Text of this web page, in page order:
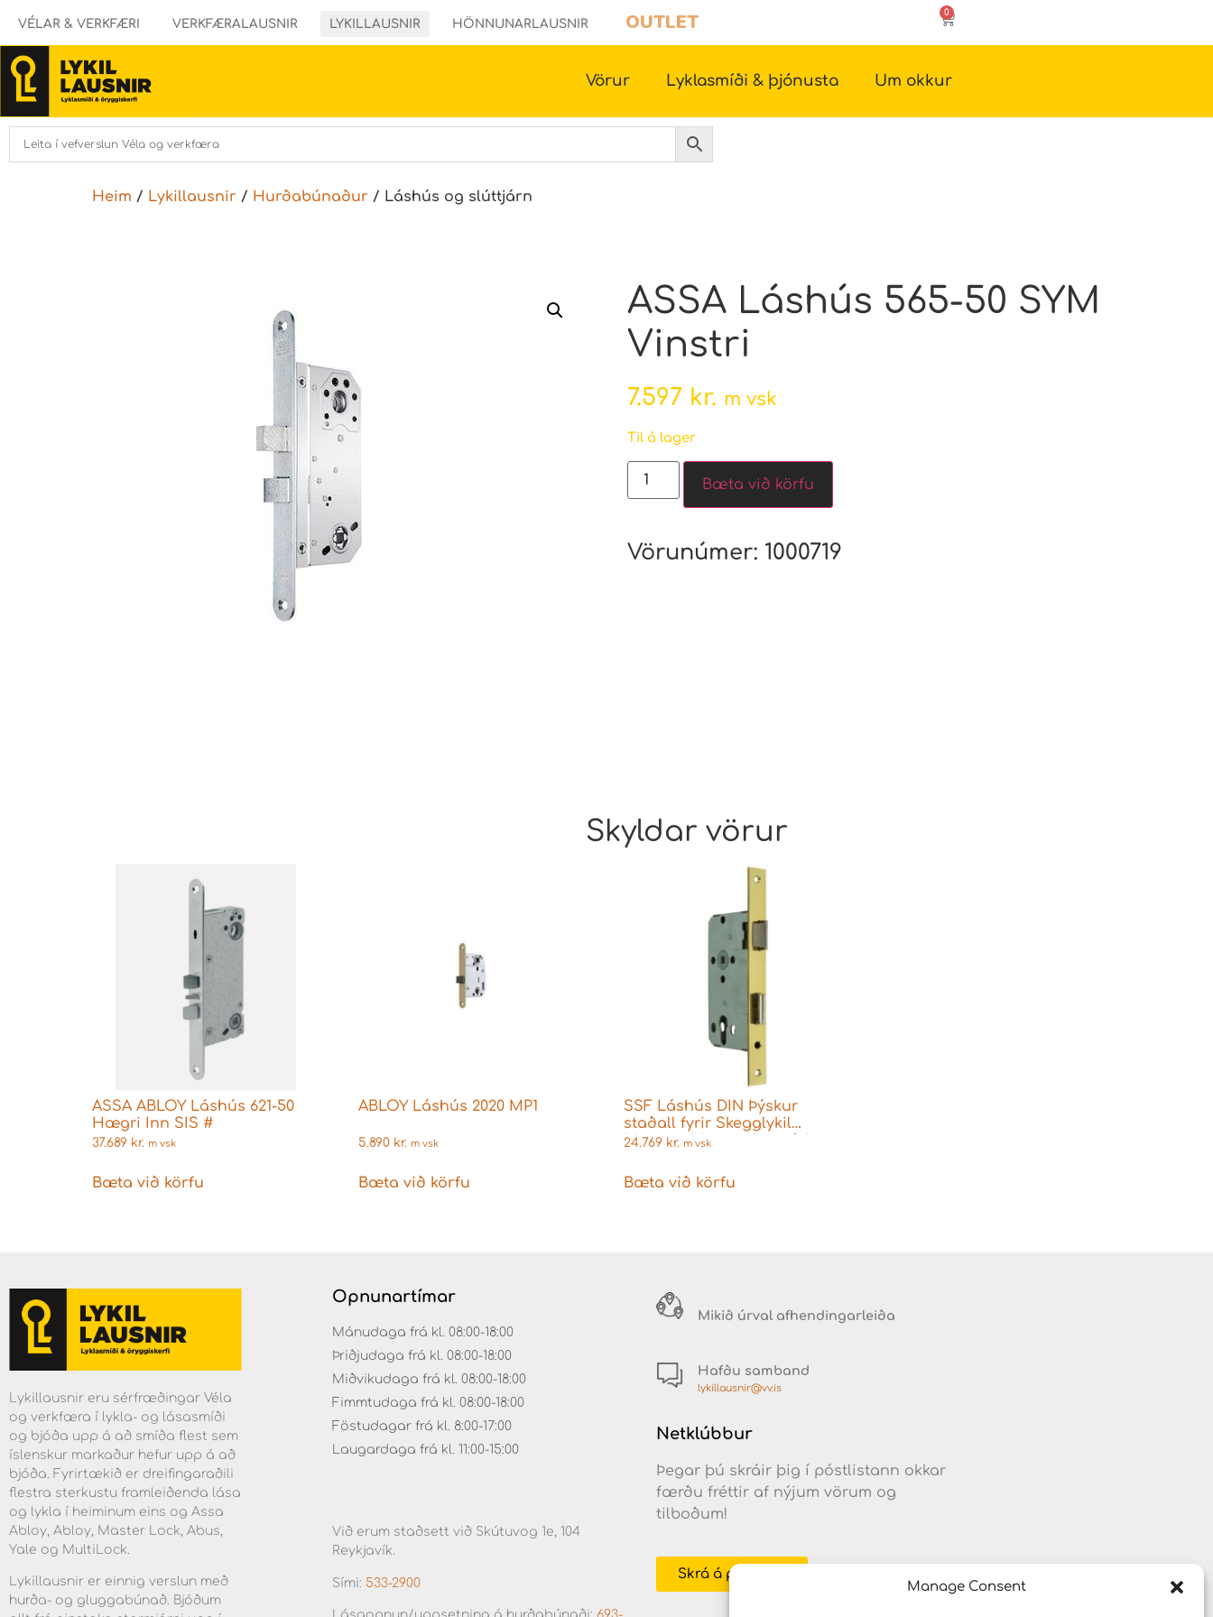
Manage Consent
VÉLAR & VERKFÆRI VERKFÆRALAUSNIR LYKILLAUSNIR HÖNNUNARLAUSNIR OUTLET 0
Vörur Lyklasmíði & þjónusta Um okkur
Heim / Lykillausnir / Hurðabúnaður / Láshús og slúttjárn
ASSA Láshús 565-50 SYM
Vinstri
7.597 kr. m vsk
Til á lager
Bæta við körfu
Vörunúmer: 1000719
Skyldar vörur
ASSA ABLOY Láshús 621-50
Hægri Inn SIS #
37.689 kr. m vsk
Bæta við körfu
ABLOY Láshús 2020 MP1
5.890 kr. m vsk
Bæta við körfu
SSF Láshús DIN Þýskur
staðall fyrir Skegglykil
Messing Vinstri Köntuð horn
24.769 kr. m vsk
Bæta við körfu
Lykillausnir eru sérfræðingar Véla
og verkfæra í lykla- og lásasmíði
og bjóða upp á að smíða flest sem
íslenskur markaður hefur upp á að
bjóða. Fyrirtækið er dreifingaraðili
flestra sterkustu framleiðenda lása
og lykla í heiminum eins og Assa
Abloy, Abloy, Master Lock, Abus,
Yale og MultiLock.
Lykillausnir er einnig verslun með
hurða- og gluggabúnað. Bjóðum
Opnunartímar
Mánudaga frá kl. 08:00-18:00
Þriðjudaga frá kl. 08:00-18:00
Miðvikudaga frá kl. 08:00-18:00
Fimmtudaga frá kl. 08:00-18:00
Föstudagar frá kl. 8:00-17:00
Laugardaga frá kl. 11:00-15:00
Við erum staðsett við Skútuvog 1e, 104
Reykjavík.
Sími: 533-2900
Mikið úrval afhendingarleiða
Hafðu samband
lykillausnir@vv.is
Netklúbbur
Þegar þú skráir þig í póstlistann okkar
færðu fréttir af nýjum vörum og
tilboðum!
Skrá á póstlista